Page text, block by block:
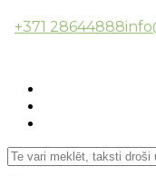
+371 28644888